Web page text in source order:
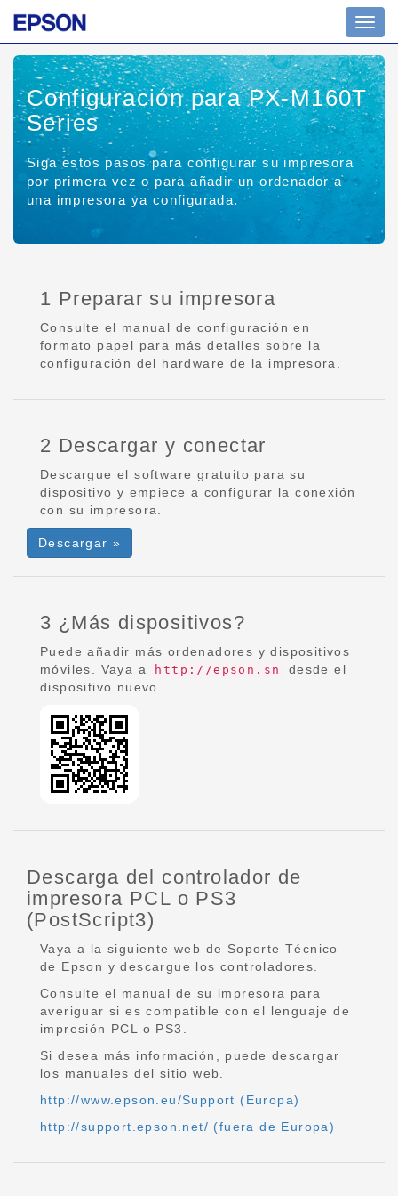
Configuración para PX-M160T
Series
Siga estos pasos para configurar su impresora
por primera vez o para añadir un ordenador a
una impresora ya configurada.
1 Preparar su impresora
Consulte el manual de configuración en
formato papel para más detalles sobre la
configuración del hardware de la impresora.
2 Descargar y conectar
Descargue el software gratuito para su
dispositivo y empiece a configurar la conexión
con su impresora.
Descargar »
3 ¿Más dispositivos?
Puede añadir más ordenadores y dispositivos
móviles. Vaya a
http://epson.sn
desde el
dispositivo nuevo.
Descarga del controlador de
impresora PCL o PS3
(PostScript3)
Vaya a la siguiente web de Soporte Técnico
de Epson y descargue los controladores.
Consulte el manual de su impresora para
averiguar si es compatible con el lenguaje de
impresión PCL o PS3.
Si desea más información, puede descargar
los manuales del sitio web.
http://www.epson.eu/Support (Europa)
http://support.epson.net/ (fuera de Europa)